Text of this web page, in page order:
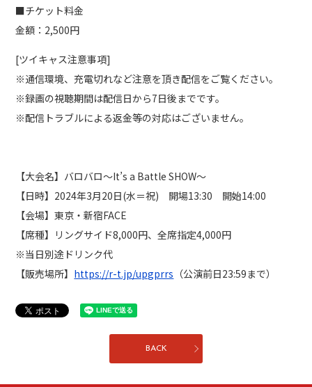
■チケット料金
金額：2,500円
[ツイキャス注意事項]
※通信環境、充電切れなど注意を頂き配信をご覧ください。
※録画の視聴期間は配信日から7日後までです。
※配信トラブルによる返金等の対応はございません。
【大会名】バロバロ～It’s a Battle SHOW～
【日時】2024年3月20日(水＝祝) 開場13:30 開始14:00
【会場】東京・新宿FACE
【席種】リングサイド8,000円、全席指定4,000円
※当日別途ドリンク代
【販売場所】 https://r-t.jp/upgprrs （公演前日23:59まで）
BACK